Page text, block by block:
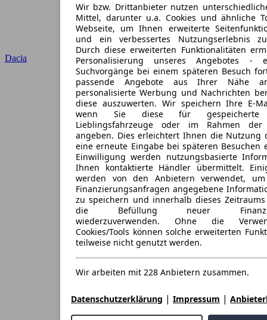
Wir bzw. Drittanbieter nutzen
Mittel, darunter u.a. Cookies und ähnliche
Webseite, um Ihnen erweiterte
und ein verbessertes Nutzungserlebnis
Durch diese erweiterten Funktionalitäten
Personalisierung unseres Angebotes
Suchvorgänge bei einem späteren Besuch
passende Angebote aus Ihrer Nähe
personalisierte Werbung und Nachrichten
diese auszuwerten. Wir speichern Ihre E-
wenn Sie diese für gespeicherte
Lieblingsfahrzeuge oder im Rahmen der
angeben. Dies erleichtert Ihnen die Nutzung
eine erneute Eingabe bei späteren
Einwilligung werden nutzungsbasierte
Ihnen kontaktierte Händler übermittelt.
werden von den Anbietern verwendet,
Finanzierungsanfragen angegebene
zu speichern und innerhalb dieses
die Befüllung neuer
wiederzuverwenden. Ohne die
Cookies/Tools können solche erweiterten
teilweise nicht genutzt werden.
Wir arbeiten mit 228 Anbietern zusammen.
Datenschutzerklärung | Impressum |
Dacia